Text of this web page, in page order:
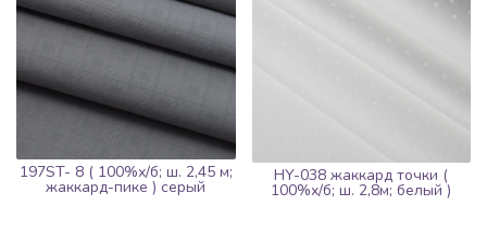
197ST- 8 ( 100%х/б; ш. 2,45 м;
жаккард-пике ) серый
HY-038 жаккард точки (
100%х/б; ш. 2,8м; белый )